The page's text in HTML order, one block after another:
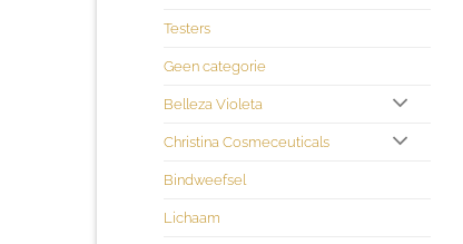
Testers
Geen categorie
Belleza Violeta
Christina Cosmeceuticals
Bindweefsel
Lichaam